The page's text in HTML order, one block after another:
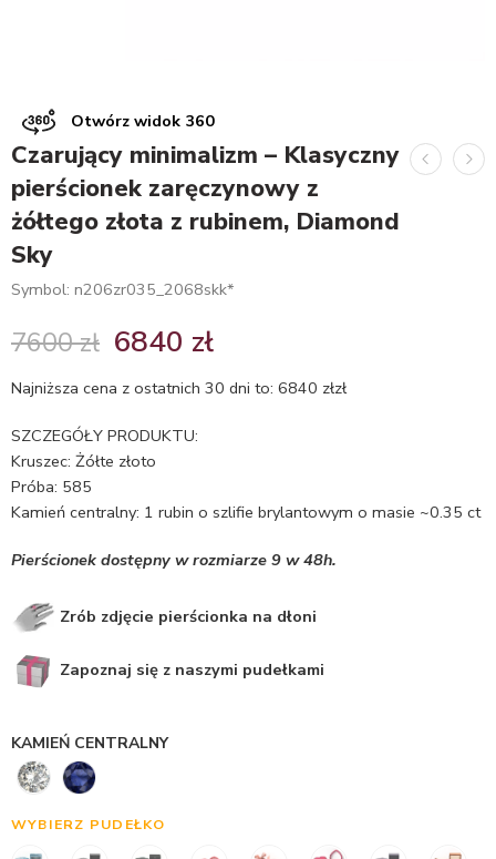
Otwórz widok 360
Czarujący minimalizm – Klasyczny
pierścionek zaręczynowy z
żółtego złota z rubinem, Diamond
Sky
Symbol: n206zr035_2068skk*
7600zł 6840 zł
Najniższa cena z ostatnich 30 dni to: 6840 złzł
SZCZEGÓŁY PRODUKTU:
Kruszec: Żółte złoto
Próba: 585
Kamień centralny: 1 rubin o szlifie brylantowym o masie ~0.35 ct
Pierścionek dostępny w rozmiarze 9 w 48h.
Zrób zdjęcie pierścionka na dłoni
Zapoznaj się z naszymi pudełkami
KAMIEŃ CENTRALNY
WYBIERZ PUDEŁKO